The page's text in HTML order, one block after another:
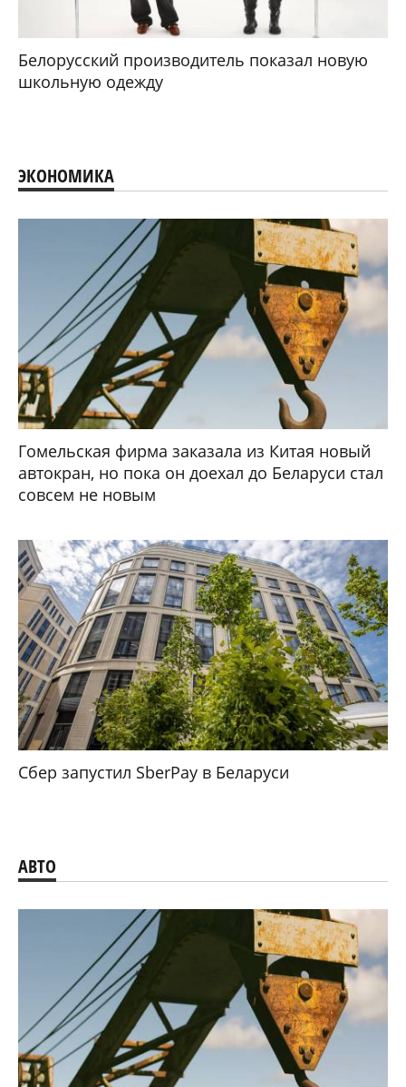
Белорусский производитель показал новую
школьную одежду
ЭКОНОМИКА
Гомельская фирма заказала из Китая новый
автокран, но пока он доехал до Беларуси стал
совсем не новым
Сбер запустил SberPay в Беларуси
АВТО